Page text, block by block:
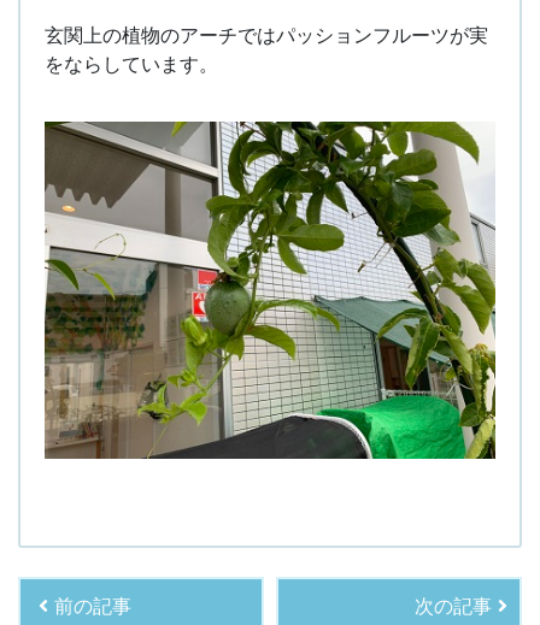
玄関上の植物のアーチではパッションフルーツが実
をならしています。
前の記事
次の記事